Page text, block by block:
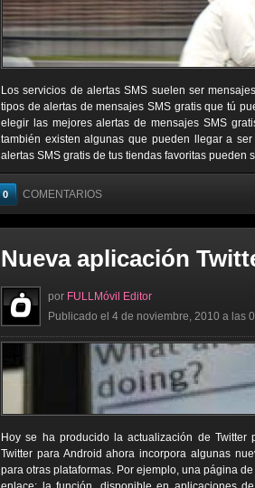
Los servicios de alertas SMS suelen ser
tipos de alertas de mensajes SMS gratis que tú
elegir las mejores alertas de mensajes SMS
también existen algunas que pueden llegar a
alertas SMS gratis de tus tiendas favoritas pueden
0 COMENTARIOS
Nueva aplicación
por FULLMóvil Editor
Publicado el 4 de noviembre, 2010 a las
Hoy se ha producido la actualización de
Twitter para Android ahora incorpora algunas
para otras plataformas. Por ejemplo, una página